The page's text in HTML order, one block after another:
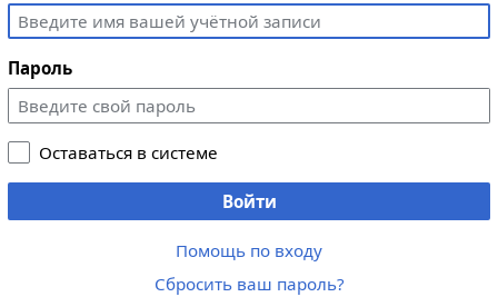
Пароль
Оставаться в системе
Войти
Помощь по входу
Сбросить ваш пароль?